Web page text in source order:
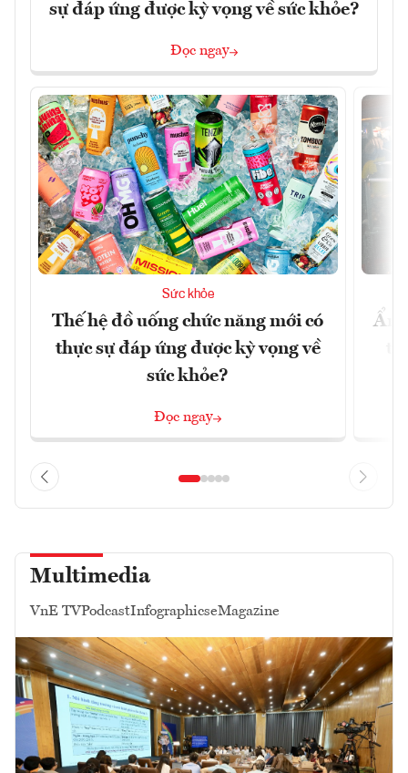
sự đáp ứng được kỳ vọng về sức khỏe?
Đọc ngay
Sức khỏe
Thế hệ đồ uống chức năng mới có
thực sự đáp ứng được kỳ vọng về
sức khỏe?
Đọc ngay
Ẩm
Multimedia
VnE TVPodcastInfographicseMagazine